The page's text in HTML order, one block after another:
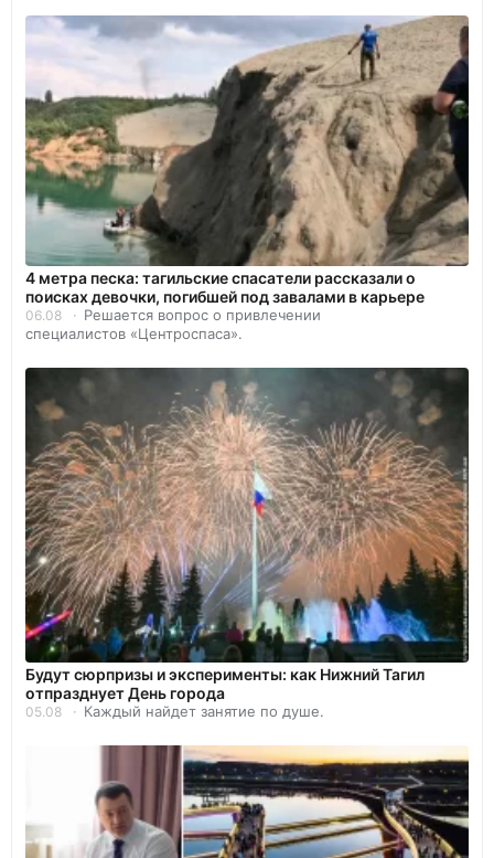
4 метра песка: тагильские спасатели рассказали о
поисках девочки, погибшей под завалами в карьере
06.08
Решается вопрос о привлечении
специалистов «Центроспаса».
Будут сюрпризы и эксперименты: как Нижний Тагил
отпразднует День города
05.08 Каждый найдет занятие по душе.